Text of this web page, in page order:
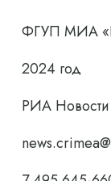
ФГУП МИА
2024 год
РИА